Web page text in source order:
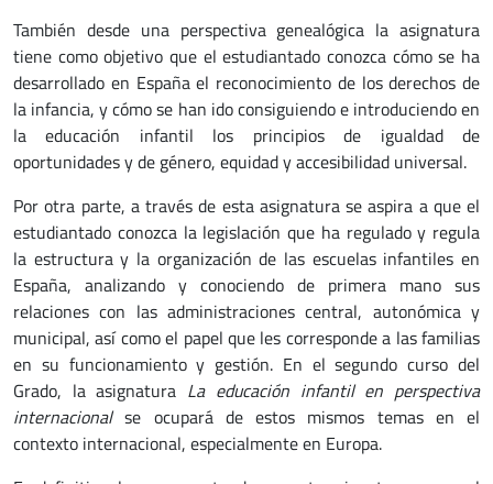
También desde una perspectiva genealógica la asignatura
tiene como objetivo que el estudiantado conozca cómo se ha
desarrollado en España el reconocimiento de los derechos de
la infancia, y cómo se han ido consiguiendo e introduciendo en
la educación infantil los principios de igualdad de
oportunidades y de género, equidad y accesibilidad universal.
Por otra parte, a través de esta asignatura se aspira a que el
estudiantado conozca la legislación que ha regulado y regula
la estructura y la organización de las escuelas infantiles en
España, analizando y conociendo de primera mano sus
relaciones con las administraciones central, autonómica y
municipal, así como el papel que les corresponde a las familias
en su funcionamiento y gestión. En el segundo curso del
Grado, la asignatura La educación infantil en perspectiva
internacionalse ocupará de estos mismos temas en el
contexto internacional, especialmente en Europa.